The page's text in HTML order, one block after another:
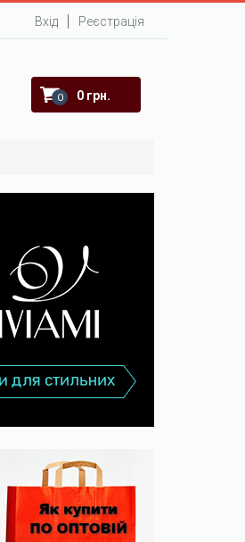
Вхід Реєстрація
0 0 грн.